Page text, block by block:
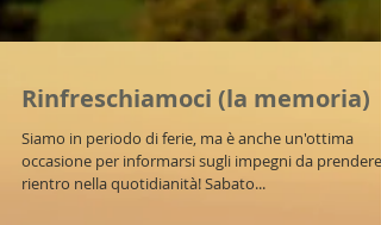
Rinfreschiamoci (la memoria)
Siamo in periodo di ferie, ma è anche un'ottima